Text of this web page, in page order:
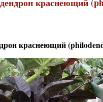
краснеющий